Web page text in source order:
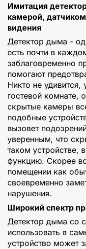
Имитация
камерой,
видения
Детектор дыма -
есть почти в
заблаговременно
помогают
Никто не удивится,
гостевой комнате,
скрытые камеры
подобные
вызовет
уверенным, что
таком устройстве,
функцию. Скорее
помещении как
своевременно
нарушения.
Широкий спектр
Детектор дыма со
использовать в
устройство может